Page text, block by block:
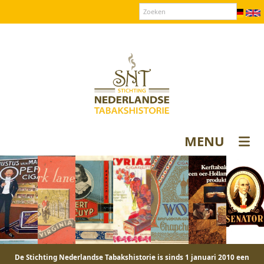
MENU
De Stichting Nederlandse Tabakshistorie is sinds 1 januari 2010 een